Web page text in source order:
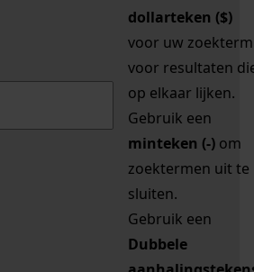
dollarteken ($)
voor uw zoekterm
voor resultaten
op elkaar lijken.
Gebruik een
minteken (-) om
zoektermen uit te
sluiten.
Gebruik een
Dubbele